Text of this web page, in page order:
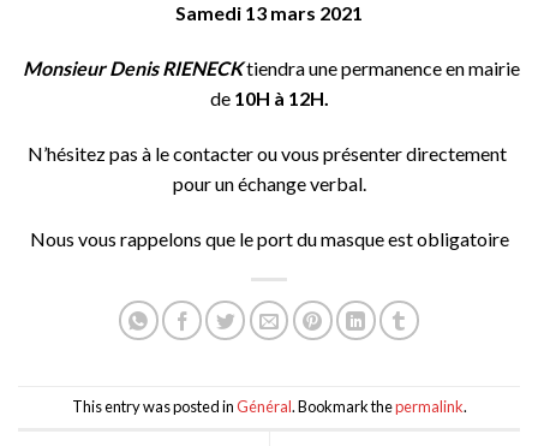
Samedi 13 mars 2021
Monsieur Denis RIENECKtiendra une permanence en mairie
de 10H à 12H.
N’hésitez pas à le contacter ou vous présenter directement
pour un échange verbal.
Nous vous rappelons que le port du masque est obligatoire
This entry was posted inGénéral. Bookmark thepermalink.